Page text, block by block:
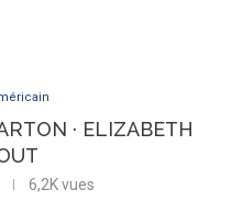
· ELIZABETH
6,2Kvues